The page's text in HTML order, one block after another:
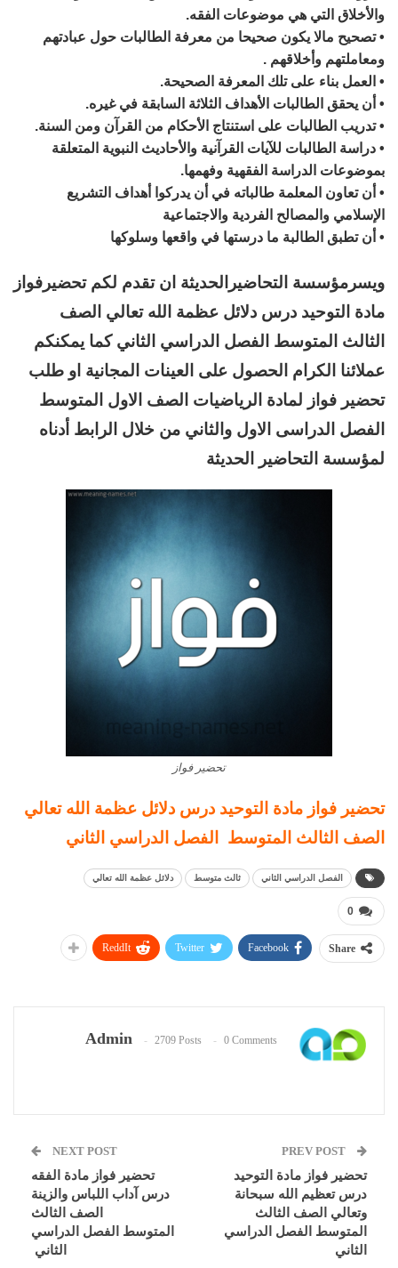
والأخلاق التي هي موضوعات الفقه.
• تصحيح مالا يكون صحيحا من معرفة الطالبات حول عبادتهم
ومعاملتهم وأخلاقهم .
• العمل بناء على تلك المعرفة الصحيحة.
• أن يحقق الطالبات الأهداف الثلاثة السابقة في غيره.
• تدريب الطالبات على استنتاج الأحكام من القرآن ومن السنة.
• دراسة الطالبات للآيات القرآنية والأحاديث النبوية المتعلقة
بموضوعات الدراسة الفقهية وفهمها.
• أن تعاون المعلمة طالباته في أن يدركوا أهداف التشريع
الإسلامي والمصالح الفردية والاجتماعية
• أن تطبق الطالبة ما درستها في واقعها وسلوكها
ويسرمؤسسة التحاضيرالحديثة ان تقدم لكم تحضيرفواز
مادة التوحيد درس دلائل عظمة الله تعالي الصف
الثالث المتوسط الفصل الدراسي الثاني كما يمكنكم
عملائنا الكرام الحصول على العينات المجانية او طلب
تحضير فواز لمادة الرياضيات الصف الاول المتوسط
الفصل الدراسى الاول والثاني من خلال الرابط أدناه
لمؤسسة التحاضير الحديثة
تحضير فواز
تحضير فواز مادة التوحيد درس دلائل عظمة الله تعالي
الصف الثالث المتوسط الفصل الدراسي الثاني
الفصل الدراسي الثاني ثالث متوسط دلائل عظمة الله تعالي
0
Share
Facebook
Twitter
ReddIt
Admin 2709 Posts 0 Comments
تحضير فواز مادة التوحيد
درس تعظيم الله سبحانة
وتعالي الصف الثالث
المتوسط الفصل الدراسي
الثاني
NEXT POST
تحضير فواز مادة الفقه
درس آداب اللباس والزينة
الصف الثالث
المتوسط الفصل الدراسي
الثاني